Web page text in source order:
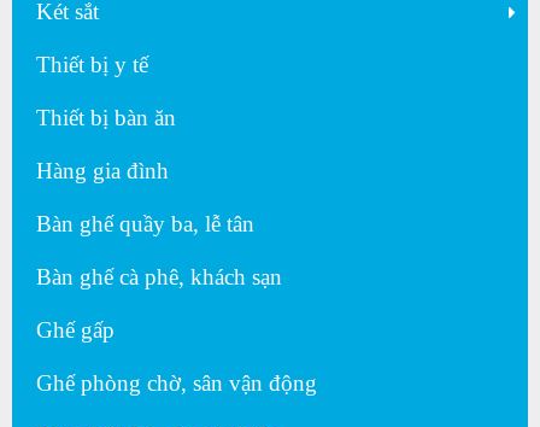
Két sắt
Thiết bị y tế
Thiết bị bàn ăn
Hàng gia đình
Bàn ghế quầy ba, lễ tân
Bàn ghế cà phê, khách sạn
Ghế gấp
Ghế phòng chờ, sân vận động